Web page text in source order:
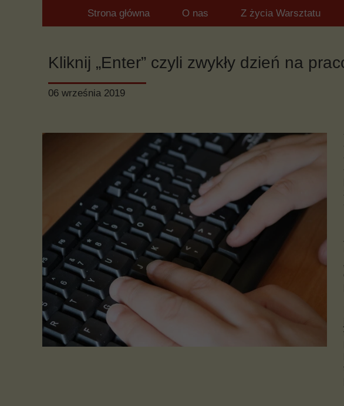
06 września 2019
Kliknij „Enter” czyli zwykły dzień na
Strona główna O nas Z życia Warsztatu